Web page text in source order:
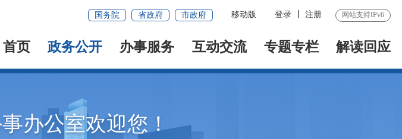
国务院 省政府 市政府 移动版 登录 注册 网站支持IPv6
首页 政务公开 办事服务 互动交流 专题专栏 解读回应
办公室欢迎您！